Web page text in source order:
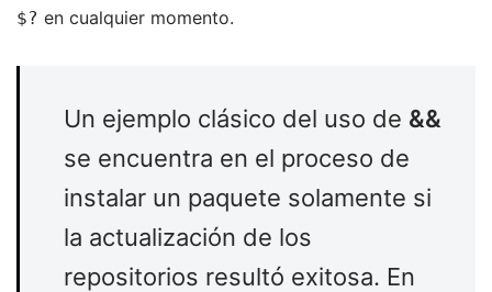
$? en cualquier momento.
Un ejemplo clásico del uso de &&
se encuentra en el proceso de
instalar un paquete solamente si
la actualización de los
repositorios resultó exitosa. En